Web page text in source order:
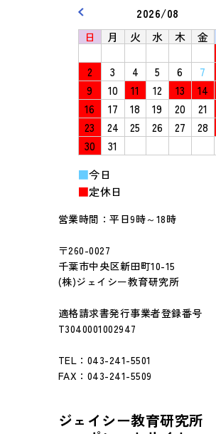
2026/08
日
月 火 水 木 金
2
3 4 5 6 7
9
10 11 12 13 14
16
17 18 19 20 21
23
24 25 26 27 28
30
31
■今日
■定休日
営業時間：平日9時～18時
〒260-0027
千葉市中央区新田町10-15
(株)ジェイシー教育研究所
適格請求書発行事業者登録番号
T3040001002947
TEL：043-241-5501
FAX：043-241-5509
ジェイシー教育研究所